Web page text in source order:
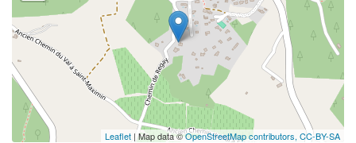
Leaflet | Map data ©OpenStreetMap contributors, CC-BY-SA